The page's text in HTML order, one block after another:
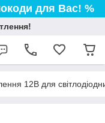
для Вас! %
12В для